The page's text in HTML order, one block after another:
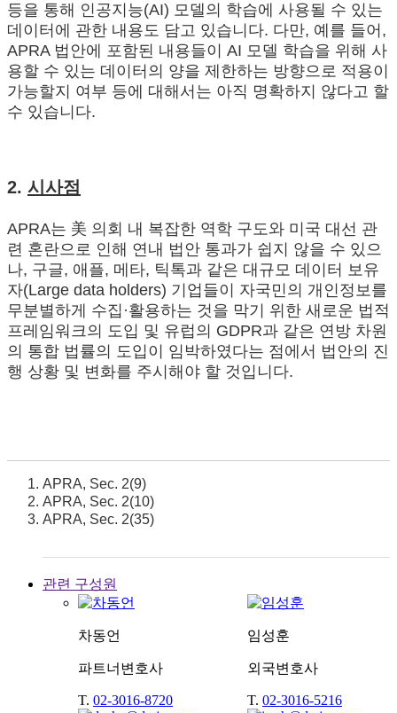
등을 통해 인공지능(AI) 모델의 학습에 사용될 수 있는
데이터에 관한 내용도 담고 있습니다. 다만, 예를 들어,
APRA 법안에 포함된 내용들이 AI 모델 학습을 위해 사
용할 수 있는 데이터의 양을 제한하는 방향으로 적용이
가능할지 여부 등에 대해서는 아직 명확하지 않다고 할
수 있습니다.
2. 시사점
APRA는 美 의회 내 복잡한 역학 구도와 미국 대선 관
련 혼란으로 인해 연내 법안 통과가 쉽지 않을 수 있으
나, 구글, 애플, 메타, 틱톡과 같은 대규모 데이터 보유
자(Large data holders) 기업들이 자국민의 개인정보를
무분별하게 수집·활용하는 것을 막기 위한 새로운 법적
프레임워크의 도입 및 유럽의 GDPR과 같은 연방 차원
의 통합 법률의 도입이 임박하였다는 점에서 법안의 진
행 상황 및 변화를 주시해야 할 것입니다.
APRA, Sec. 2(9)
APRA, Sec. 2(10)
APRA, Sec. 2(35)
관련 구성원
차동언
파트너변호사
T. 02-3016-8720
임성훈
외국변호사
T. 02-3016-5216